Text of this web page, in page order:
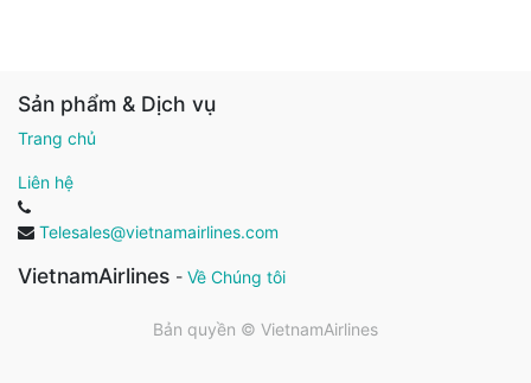
Sản phẩm & Dịch vụ
Trang chủ
Liên hệ
Telesales@vietnamairlines.com
VietnamAirlines - Về Chúng tôi
Bản quyền © VietnamAirlines